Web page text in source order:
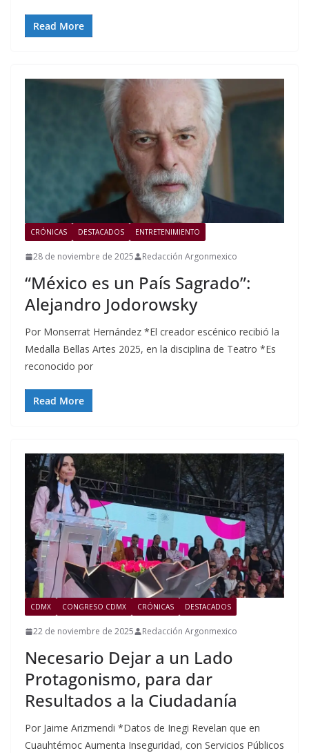
Read More
CRÓNICAS DESTACADOS ENTRETENIMIENTO
28 de noviembre de 2025 Redacción Argonmexico
“México es un País Sagrado”:
Alejandro Jodorowsky
Por Monserrat Hernández *El creador escénico recibió la
Medalla Bellas Artes 2025, en la disciplina de Teatro *Es
reconocido por
Read More
CDMX CONGRESO CDMX CRÓNICAS DESTACADOS
22 de noviembre de 2025 Redacción Argonmexico
Necesario Dejar a un Lado
Protagonismo, para dar
Resultados a la Ciudadanía
Por Jaime Arizmendi *Datos de Inegi Revelan que en
Cuauhtémoc Aumenta Inseguridad, con Servicios Públicos